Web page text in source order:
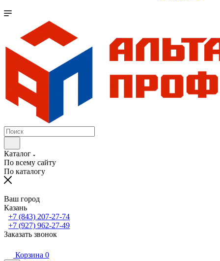
Каталог
По всему сайту
По каталогу
Ваш город
Казань
+7 (843) 207-27-74
+7 (927) 962-27-49
Заказать звонок
Корзина 0